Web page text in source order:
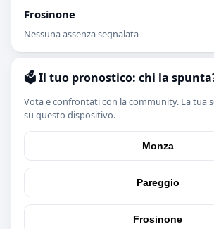
Frosinone
Nessuna assenza segnalata
🗳️ Il tuo pronostico: chi la
Vota e confrontati con la community. La tua
su questo dispositivo.
Monza
Pareggio
Frosinone